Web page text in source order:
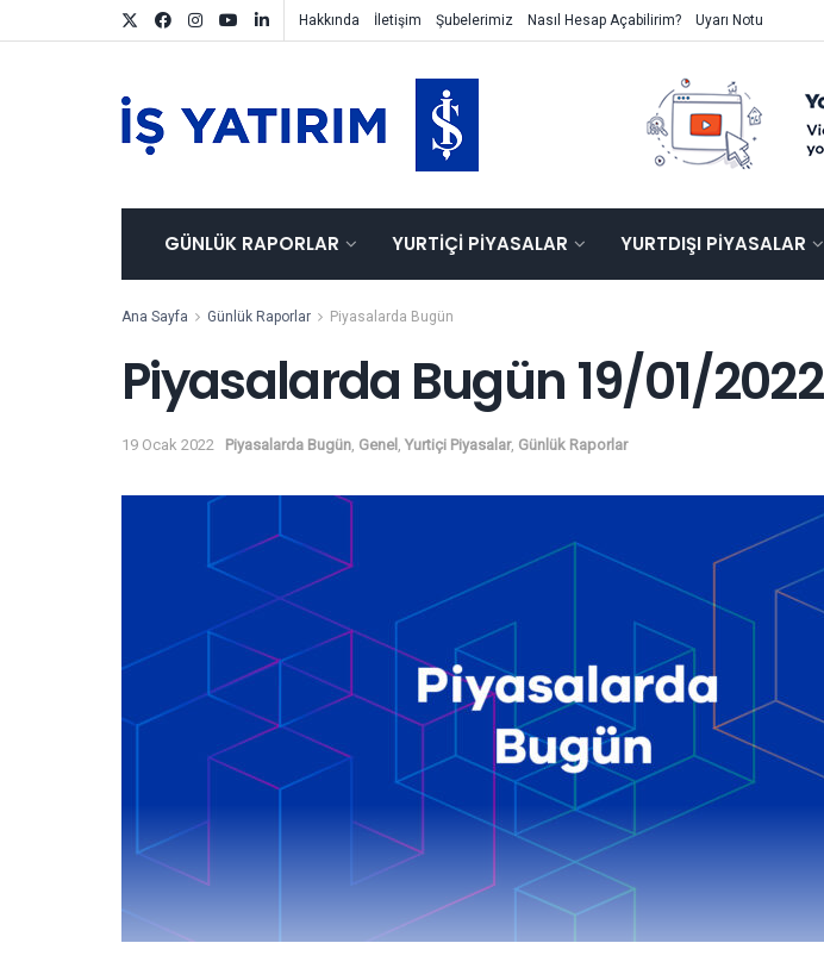
Hakkında İletişim Şubelerimiz Nasıl Hesap Açabilirim? Uyarı Notu
GÜNLÜK RAPORLAR YURTIÇI PIYASALAR YURTDIŞI PIYASALAR
Ana Sayfa Günlük Raporlar Piyasalarda Bugün
Piyasalarda Bugün 19/01/2022
19 Ocak 2022 Piyasalarda Bugün Genel Yurtiçi Piyasalar, Günlük Raporlar